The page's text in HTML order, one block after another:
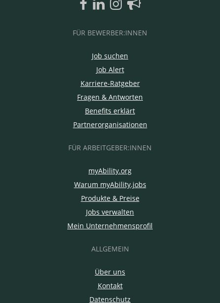
FÜR BEWERBER:INNEN
Job suchen
Job Alert
Karriere-Ratgeber
Fragen & Antworten
Benefits erklärt
Partnerorganisationen
FÜR ARBEITGEBER:INNEN
myAbility.org
Warum myAbility.jobs
Produkte & Preise
Jobs verwalten
Mein Unternehmensprofil
ALLGEMEIN
Über uns
Kontakt
Datenschutz